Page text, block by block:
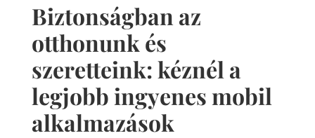
Biztonságban az
otthonunk és
szeretteink: kéznél a
legjobb ingyenes mobil
alkalmazások